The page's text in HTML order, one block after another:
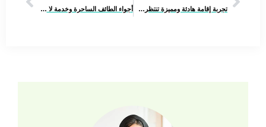
تجربة إقامة هادئة ومميزة تنتظرك في فندق السلام – أسرع وابدأ رحلتك الآن أجواء الطائف الساحرة وخدمة لا تضاهى تنتظرك في فندق الشفا – أسرع بالحجز